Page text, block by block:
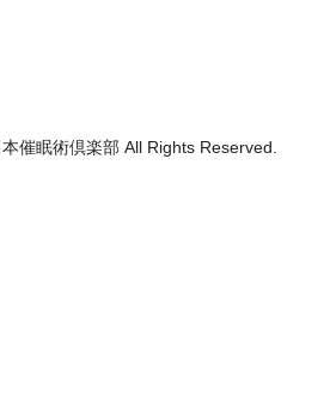
催眠術倶楽部 All Rights Reserved.